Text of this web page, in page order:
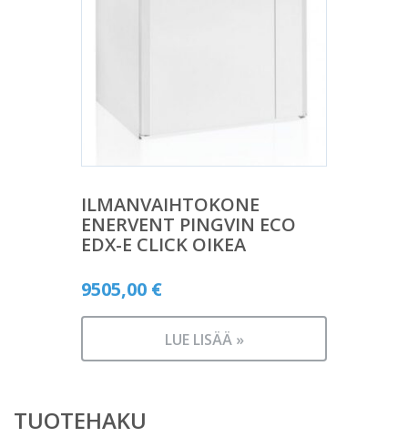
ILMANVAIHTOKONE
ENERVENT PINGVIN ECO
EDX-E CLICK OIKEA
9505,00 €
LUE LISÄÄ »
TUOTEHAKU